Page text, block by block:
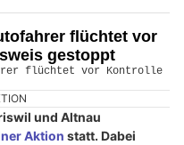
flüchtet vor
gestoppt
und Altnau
Aktion statt. Dabei